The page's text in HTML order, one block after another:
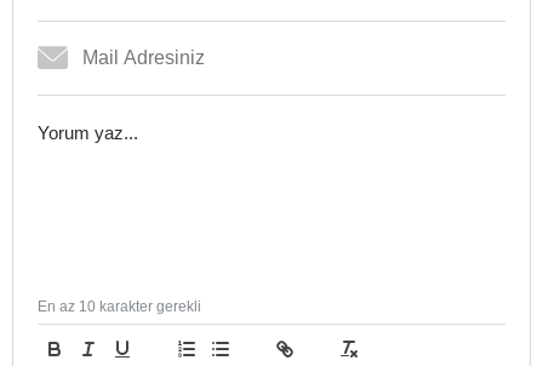
En az 10 karakter gerekli